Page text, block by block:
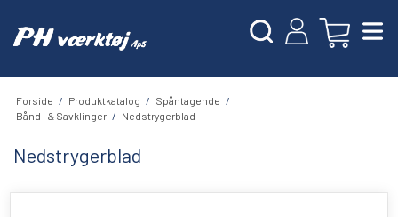
Forside / Produktkatalog / Spåntagende /
Bånd- & Savklinger / Nedstrygerblad
Nedstrygerblad